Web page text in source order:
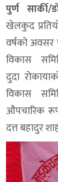
पुर्ण सार्की/
खेलकुद
वर्षको
विकास
दुदा
विकास
औपचारिक
दत्त बहादुर